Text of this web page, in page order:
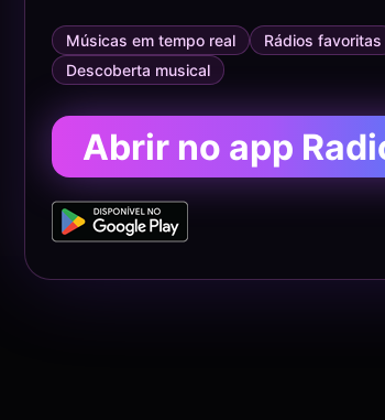
Músicas em tempo real Rádios favoritas
Descoberta musical
Abrir no app